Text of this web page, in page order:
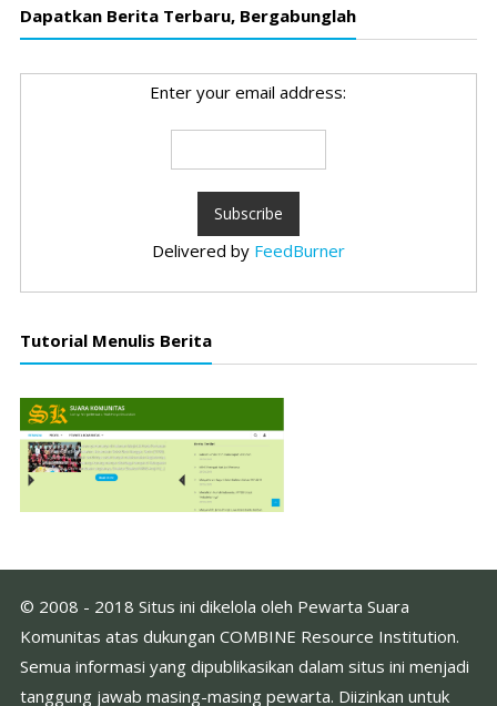
Dapatkan Berita Terbaru, Bergabunglah
Enter your email address:
Delivered by FeedBurner
Tutorial Menulis Berita
© 2008 - 2018 Situs ini dikelola oleh Pewarta Suara
Komunitas atas dukungan COMBINE Resource Institution.
Semua informasi yang dipublikasikan dalam situs ini menjadi
tanggung jawab masing-masing pewarta. Diizinkan untuk